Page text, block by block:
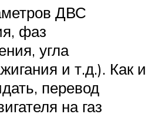
ДВС
фаз
угла
и т.д.). Как и
перевод
на газ